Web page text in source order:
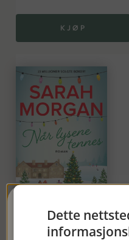
KJØP
Når lysene tennes
FÅ 10
Dette